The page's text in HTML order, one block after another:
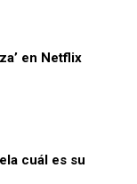
en Netflix
cuál es su